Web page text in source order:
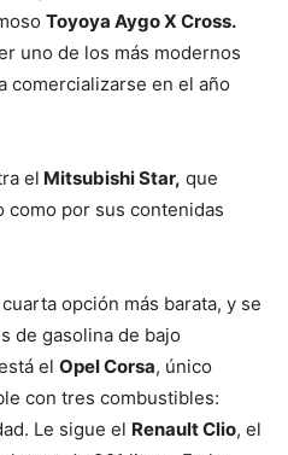
Toyoya Aygo X Cross.
uno de los más modernos
comercializarse en el año
el Mitsubishi Star, que
como por sus contenidas
opción más barata, y se
de gasolina de bajo
el Opel Corsa, único
con tres combustibles:
Le sigue el Renault Clio, el